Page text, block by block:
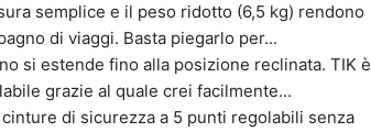
semplice e il peso ridotto (6,5 kg) rendono
di viaggi. Basta piegarlo per...
si estende fino alla posizione reclinata. TIK è
grazie al quale crei facilmente...
di sicurezza a 5 punti regolabili senza